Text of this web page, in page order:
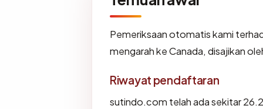
Pemeriksaan otomatis kami
mengarah ke Canada, disajikan
Riwayat pendaftaran
sutindo.com telah ada sekitar